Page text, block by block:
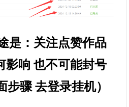
是：关注点赞作品
影响 也不可能封号
步骤 去登录挂机）